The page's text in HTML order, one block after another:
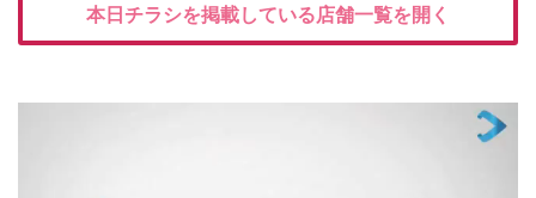
本日チラシを掲載している店舗一覧を開く